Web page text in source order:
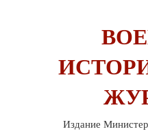
Издание